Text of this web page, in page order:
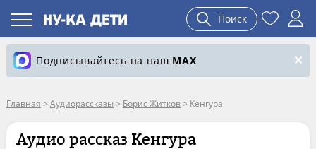
Поиск
Подписывайтесь на наш MAX
Главная > Аудиорассказы > Борис Житков> Кенгура
Аудио рассказ Кенгура